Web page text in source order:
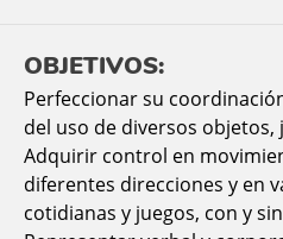
OBJETIVOS:
Perfeccionar su
del uso de diversos objetos,
Adquirir control en
diferentes direcciones y en
cotidianas y juegos, con y